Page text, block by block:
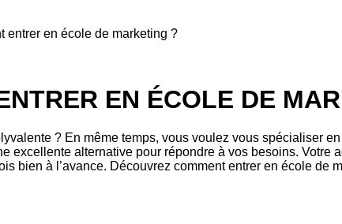
entrer en école de marketing ?
EN ÉCOLE DE
? En même temps, vous voulez vous spécialiser
excellente alternative pour répondre à vos besoins. Votre
bien à l’avance. Découvrez comment entrer en école de